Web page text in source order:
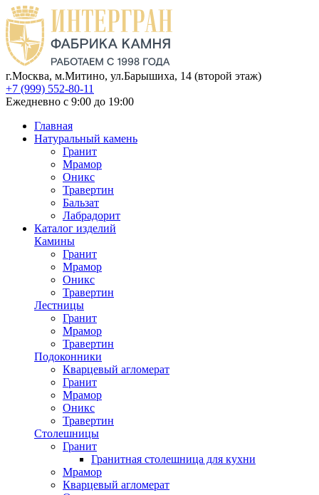
г.Москва, м.Митино, ул.Барышиха, 14 (второй этаж)
+7 (999) 552-80-11
Ежедневно с 9:00 до 19:00
Главная
Натуральный камень
Гранит
Мрамор
Оникс
Травертин
Бальзат
Лабрадорит
Каталог изделий
Камины
Гранит
Мрамор
Оникс
Травертин
Лестницы
Гранит
Мрамор
Травертин
Подоконники
Кварцевый агломерат
Гранит
Мрамор
Оникс
Травертин
Столешницы
Гранит
Гранитная столешница для кухни
Мрамор
Кварцевый агломерат